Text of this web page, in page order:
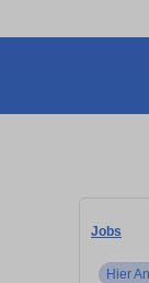
Jobs
Hier